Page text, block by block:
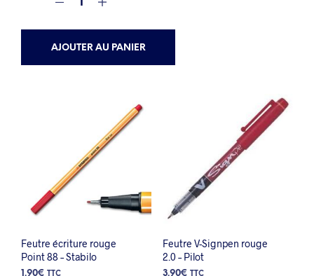
AJOUTER AU PANIER
Feutre écriture rouge
Point 88 – Stabilo
1.90€ TTC
Feutre V-Signpen rouge
2.0 – Pilot
3.90€ TTC